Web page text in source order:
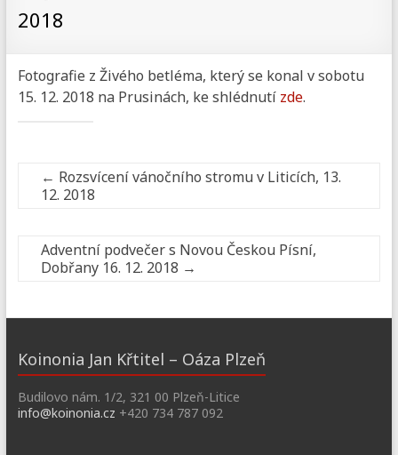
2018
Fotografie z Živého betléma, který se konal v sobotu
15. 12. 2018 na Prusinách, ke shlédnutí zde.
← Rozsvícení vánočního stromu v Liticích, 13.
12. 2018
Adventní podvečer s Novou Českou Písní,
Dobřany 16. 12. 2018 →
Koinonia Jan Křtitel – Oáza Plzeň
Budilovo nám. 1/2, 321 00 Plzeň-Litice
info@koinonia.cz +420 734 787 092